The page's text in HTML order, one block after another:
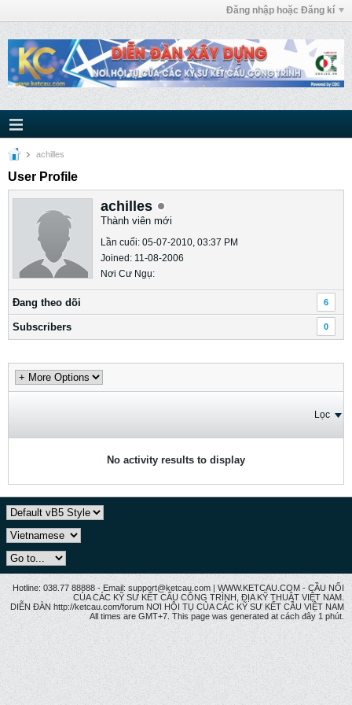
Đăng nhập hoặc Đăng kí
achilles
User Profile
achilles
Thành viên mới
Lần cuối: 05-07-2010, 03:37 PM
Joined: 11-08-2006
Nơi Cư Ngụ:
Ðang theo dõi 6
Subscribers 0
Lọc
No activity results to display
Hotline: 038.77 88888 - Email: support@ketcau.com | WWW.KETCAU.COM - CẦU NỐI
CỦA CÁC KỸ SƯ KẾT CẤU CÔNG TRÌNH, ĐỊA KỸ THUẬT VIỆT NAM.
DIỄN ĐÀN http://ketcau.com/forum NƠI HỘI TỤ CỦA CÁC KỸ SƯ KẾT CÂU VIỆT NAM
All times are GMT+7. This page was generated at cách đây 1 phút.